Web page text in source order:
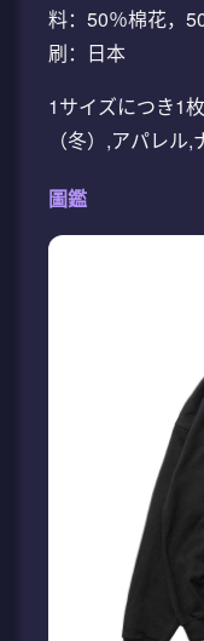
料：50％棉花，
刷：日本
1サイズにつき1
（冬）,アパレ
圖鑑